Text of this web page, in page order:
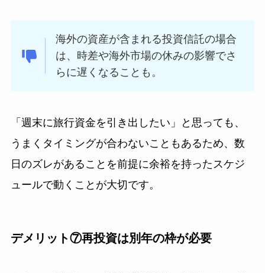
海外の資産が含まれる投資信託の場合
は、時差や海外市場の休みの影響でさ
らに遅くなることも。
「週末に旅行資金を引き出したい」と思っても、
うまくタイミングが合わないこともあるため、数
日のズレがあることを前提に余裕を持ったスケジ
ュールで動くことが大切です。
デメリット⑦再投資は別年の枠が必要